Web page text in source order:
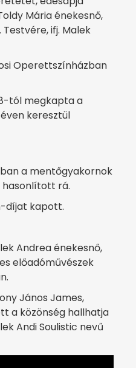
Mária énekesnő,
ifj. Malek
Operettszínházban
tól megkapta a
keresztül
a mentőgyakornok
hasonlított rá.
díjat kapott.
Andrea énekesnő,
előadóművészek
János James,
a közönség hallhatja
Andi Soulistic nevű